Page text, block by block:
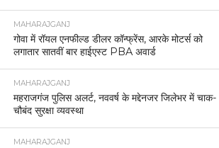
MAHARAJGANJ
गोवा में रॉयल एनफील्ड डीलर कॉन्फ्रेंस, आरके मोटर्स को
लगातार सातवीं बार हाईएस्ट PBA अवार्ड
MAHARAJGANJ
महराजगंज पुलिस अलर्ट, नववर्ष के मद्देनजर जिलेभर में चाक-
चौबंद सुरक्षा व्यवस्था
MAHARAJGANJ